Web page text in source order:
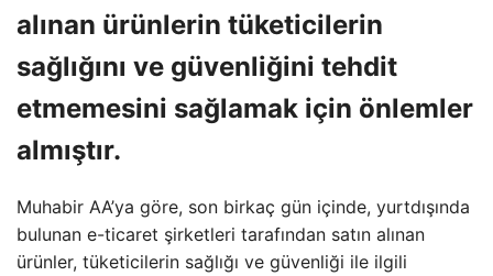
alınan ürünlerin tüketicilerin
sağlığını ve güvenliğini tehdit
etmemesini sağlamak için önlemler
almıştır.
Muhabir AA’ya göre, son birkaç gün içinde, yurtdışında
bulunan e-ticaret şirketleri tarafından satın alınan
ürünler, tüketicilerin sağlığı ve güvenliği ile ilgili